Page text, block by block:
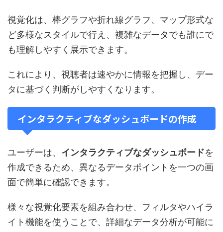
視覚化は、棒グラフや折れ線グラフ、マップ形式な
ど多様なスタイルで行え、複雑なデータでも誰にで
も理解しやすく展示できます。
これにより、視聴者は速やかに情報を把握し、デー
タに基づく判断がしやすくなります。
インタラクティブなダッシュボードの作成
ユーザーは、 インタラクティブなダッシュボードを
作成できるため、異なるデータポイントを一つの画
面で簡単に確認できます。
様々な視覚化要素を組み合わせ、フィルタやハイラ
イト機能を使うことで、詳細なデータ分析が可能に